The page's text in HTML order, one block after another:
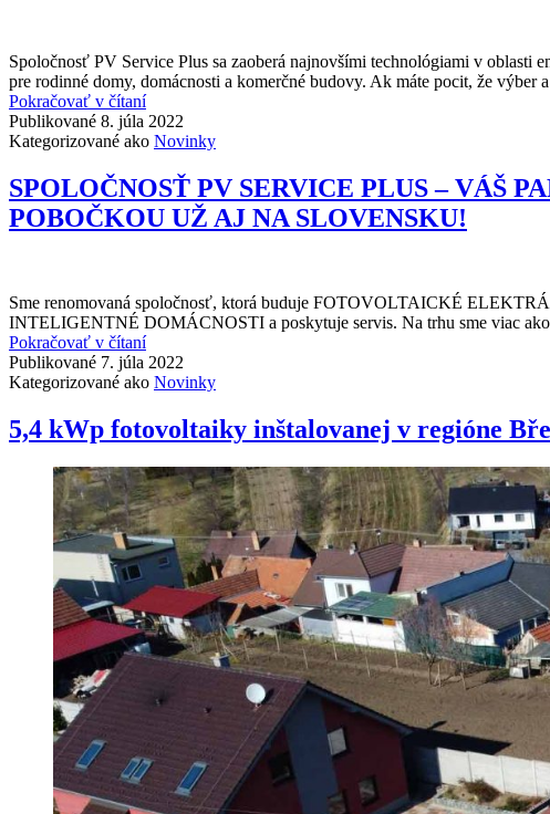
ÚSPORY
Spoločnosť PV Service Plus sa zaoberá najnovšími technológiami v oblasti
pre rodinné domy, domácnosti a komerčné budovy. Ak máte pocit, že
Pokračovať v čítaníPV
SERVICE
PLUS
VÁŠ
SPOĽAHLIVÝ
PARTNER
RIEŠENIA
Publikované 8. júla 2022
Kategorizované ako Novinky
SPOLOČNOSŤ PV SERVICE PLUS – VÁŠ
POBOČKOU UŽ AJ NA SLOVENSKU!
Sme renomovaná spoločnosť, ktorá buduje FOTOVOLTAICKÉ
INTELIGENTNÉ DOMÁCNOSTI a poskytuje servis. Na trhu sme viac
Pokračovať v čítaníSPOLOČNOSŤ
PV
SERVICE
VÁŠ
PRE
ÚSPORU
ELEKTRICKEJ
ENERGIE
–
ODTERAZ
S
POBOČKOU
UŽ
AJ
SLOVENSKU!
Publikované 7. júla 2022
Kategorizované ako Novinky
5,4 kWp fotovoltaiky inštalovanej v regióne